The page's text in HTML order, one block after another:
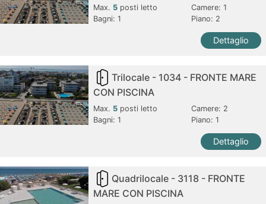
Max. 5 posti letto Camere:1
Bagni:1 Piano: 2
Dettaglio
Trilocale - 1034 - FRONTE MARE
CON PISCINA
Max. 5 posti letto Camere: 2
Bagni:1 Piano: 1
Dettaglio
Quadrilocale - 3118 - FRONTE
MARE CON PISCINA